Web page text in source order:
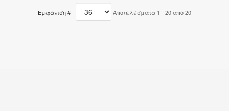
Εμφάνιση # Αποτελέσματα 1 - 20 από 20